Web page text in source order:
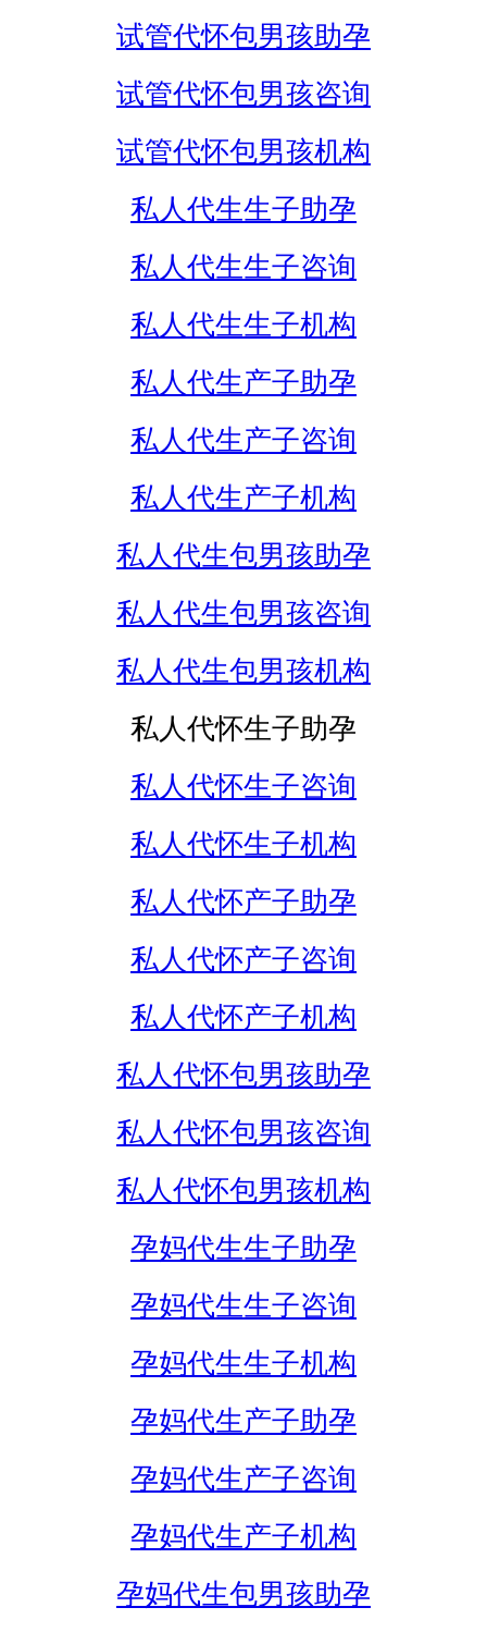
试管代怀包男孩助孕
试管代怀包男孩咨询
试管代怀包男孩机构
私人代生生子助孕
私人代生生子咨询
私人代生生子机构
私人代生产子助孕
私人代生产子咨询
私人代生产子机构
私人代生包男孩助孕
私人代生包男孩咨询
私人代生包男孩机构
私人代怀生子助孕
私人代怀生子咨询
私人代怀生子机构
私人代怀产子助孕
私人代怀产子咨询
私人代怀产子机构
私人代怀包男孩助孕
私人代怀包男孩咨询
私人代怀包男孩机构
孕妈代生生子助孕
孕妈代生生子咨询
孕妈代生生子机构
孕妈代生产子助孕
孕妈代生产子咨询
孕妈代生产子机构
孕妈代生包男孩助孕